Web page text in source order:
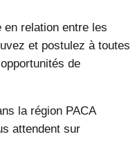
en relation entre les
et postulez à toutes
de
la région PACA
attendent sur